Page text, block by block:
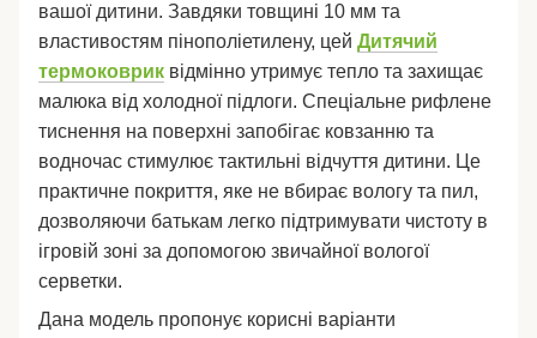
вашої дитини. Завдяки товщині 10 мм та
властивостям пінополіетилену, цей Дитячий
термоковрик відмінно утримує тепло та захищає
малюка від холодної підлоги. Спеціальне рифлене
тиснення на поверхні запобігає ковзанню та
водночас стимулює тактильні відчуття дитини. Це
практичне покриття, яке не вбирає вологу та пил,
дозволяючи батькам легко підтримувати чистоту в
ігровій зоні за допомогою звичайної вологої
серветки.
Дана модель пропонує корисні варіанти